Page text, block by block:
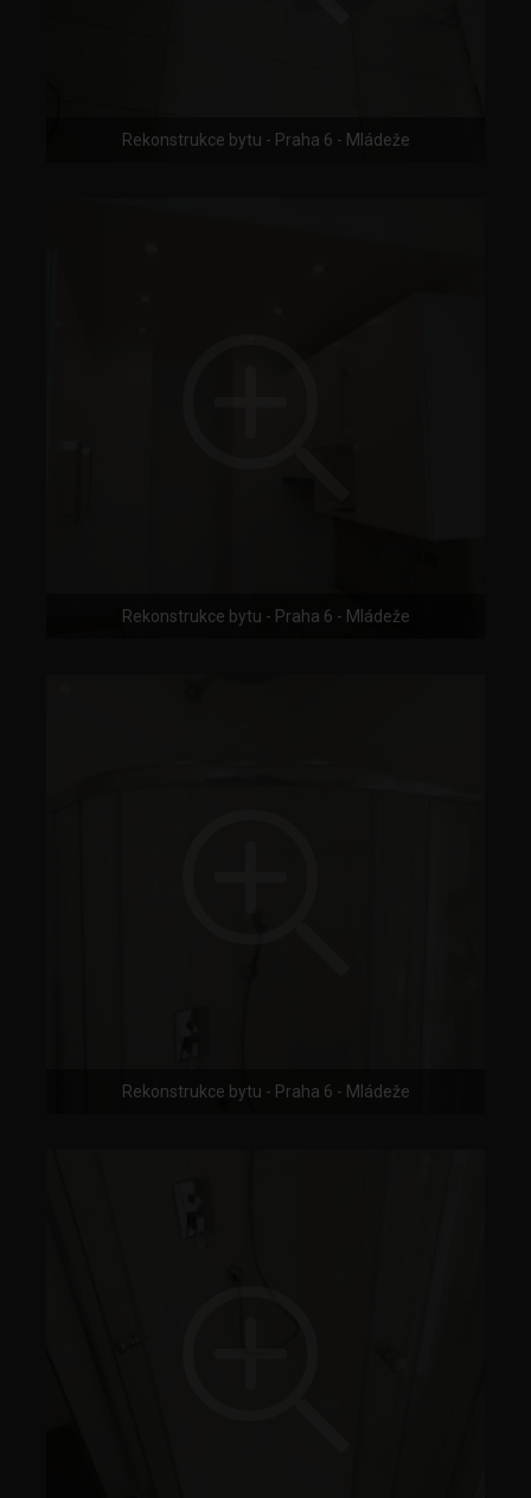
Rekonstrukce bytu - Praha 6 - Mládeže
Rekonstrukce bytu - Praha 6 - Mládeže
Rekonstrukce bytu - Praha 6 - Mládeže